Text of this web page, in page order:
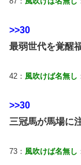
>>30
最弱世代を覚醒
42： 風吹けば名無し
>>30
三冠馬が馬場に
73： 風吹けば名無し